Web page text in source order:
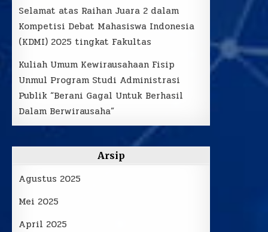
Selamat atas Raihan Juara 2 dalam
Kompetisi Debat Mahasiswa Indonesia
(KDMI) 2025 tingkat Fakultas
Kuliah Umum Kewirausahaan Fisip
Unmul Program Studi Administrasi
Publik “Berani Gagal Untuk Berhasil
Dalam Berwirausaha”
Arsip
Agustus 2025
Mei 2025
April 2025